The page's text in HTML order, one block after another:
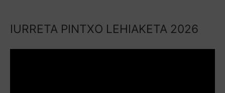
IURRETA PINTXO LEHIAKETA 2026